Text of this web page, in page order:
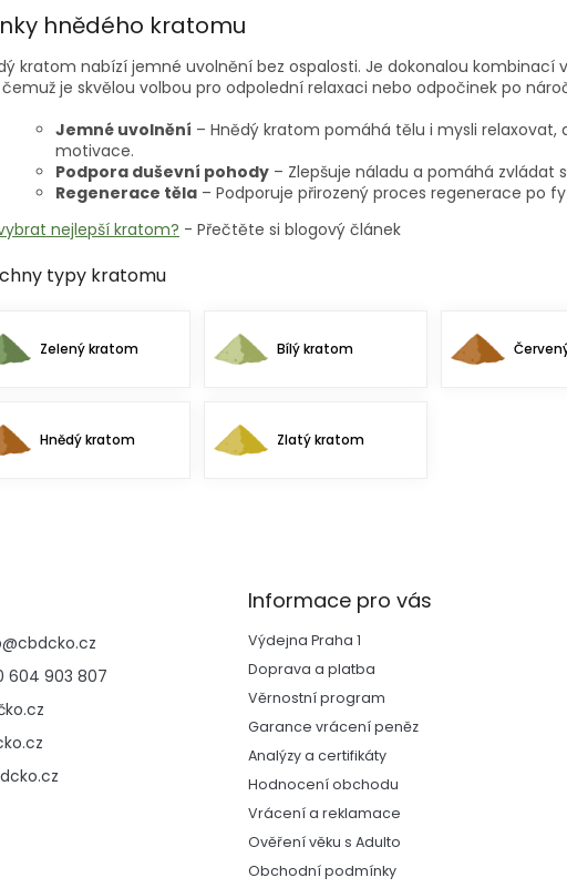
hnědého kratomu
kratom nabízí jemné uvolnění bez ospalosti. Je dokonalou
je skvělou volbou pro odpolední relaxaci nebo odpočinek po
Jemné uvolnění – Hnědý kratom pomáhá tělu i mysli relaxovat,
motivace.
Podpora duševní pohody – Zlepšuje náladu a pomáhá zvládat
Regenerace těla – Podporuje přirozený proces regenerace po
nejlepší kratom? - Přečtěte si blogový článek
typy kratomu
Zelený kratom Bílý kratom
Hnědý kratom Zlatý kratom
@cbdcko.cz
604 903 807
Informace pro vás
Výdejna Praha 1
Doprava a platba
Věrnostní program
Garance vrácení peněz
Analýzy a certifikáty
Hodnocení obchodu
Vrácení a reklamace
Ověření věku s Adulto
Obchodní podmínky